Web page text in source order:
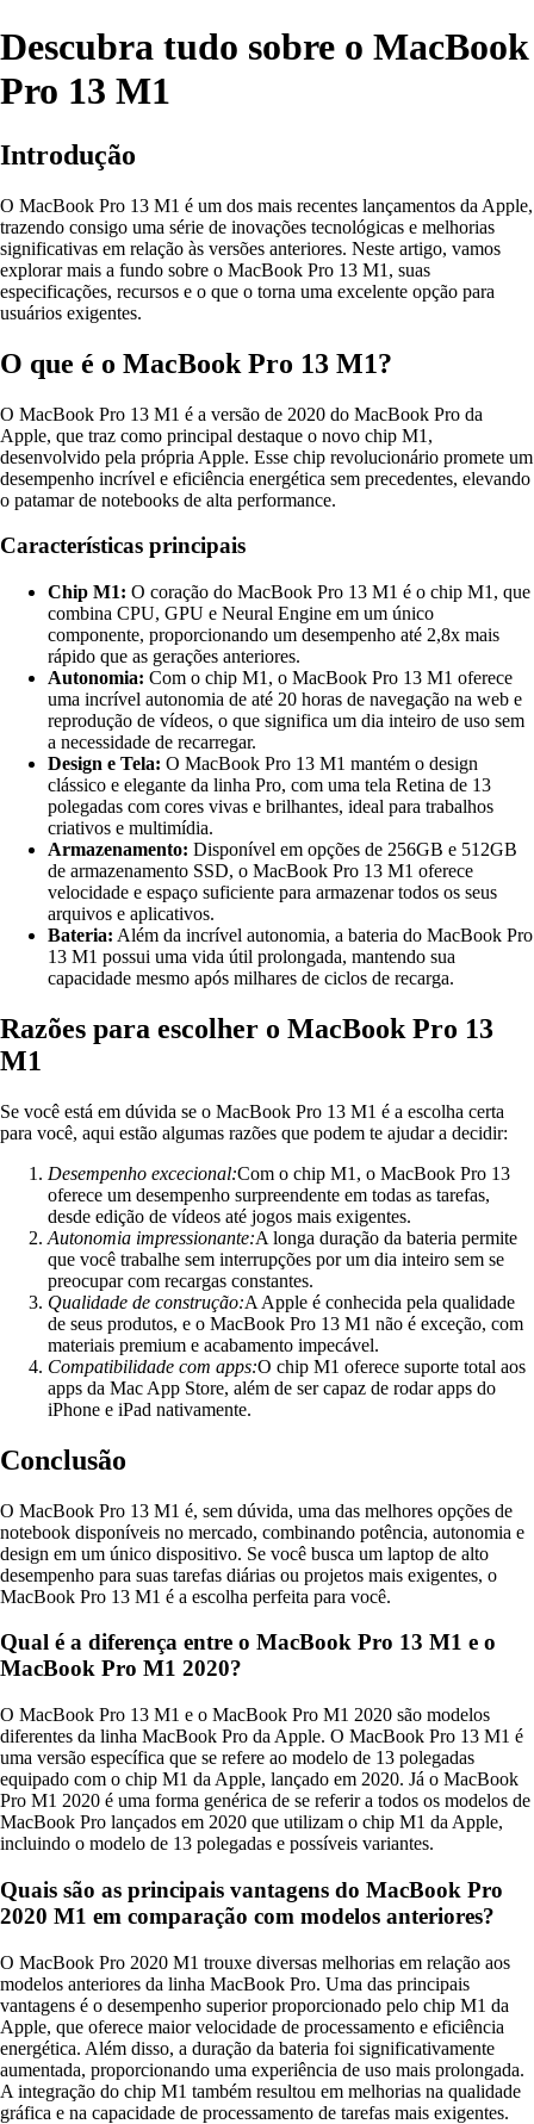
Descubra tudo sobre o MacBook
Pro 13 M1
Introdução
O MacBook Pro 13 M1 é um dos mais recentes lançamentos da Apple,
trazendo consigo uma série de inovações tecnológicas e melhorias
significativas em relação às versões anteriores. Neste artigo, vamos
explorar mais a fundo sobre o MacBook Pro 13 M1, suas
especificações, recursos e o que o torna uma excelente opção para
usuários exigentes.
O que é o MacBook Pro 13 M1?
O MacBook Pro 13 M1 é a versão de 2020 do MacBook Pro da
Apple, que traz como principal destaque o novo chip M1,
desenvolvido pela própria Apple. Esse chip revolucionário promete um
desempenho incrível e eficiência energética sem precedentes, elevando
o patamar de notebooks de alta performance.
Características principais
Chip M1: O coração do MacBook Pro 13 M1 é o chip M1, que
combina CPU, GPU e Neural Engine em um único
componente, proporcionando um desempenho até 2,8x mais
rápido que as gerações anteriores.
Autonomia: Com o chip M1, o MacBook Pro 13 M1 oferece
uma incrível autonomia de até 20 horas de navegação na web e
reprodução de vídeos, o que significa um dia inteiro de uso sem
a necessidade de recarregar.
Design e Tela: O MacBook Pro 13 M1 mantém o design
clássico e elegante da linha Pro, com uma tela Retina de 13
polegadas com cores vivas e brilhantes, ideal para trabalhos
criativos e multimídia.
Armazenamento: Disponível em opções de 256GB e 512GB
de armazenamento SSD, o MacBook Pro 13 M1 oferece
velocidade e espaço suficiente para armazenar todos os seus
arquivos e aplicativos.
Bateria: Além da incrível autonomia, a bateria do MacBook Pro
13 M1 possui uma vida útil prolongada, mantendo sua
capacidade mesmo após milhares de ciclos de recarga.
Razões para escolher o MacBook Pro 13
M1
Se você está em dúvida se o MacBook Pro 13 M1 é a escolha certa
para você, aqui estão algumas razões que podem te ajudar a decidir:
Desempenho excecional:Com o chip M1, o MacBook Pro 13
oferece um desempenho surpreendente em todas as tarefas,
desde edição de vídeos até jogos mais exigentes.
Autonomia impressionante:A longa duração da bateria permite
que você trabalhe sem interrupções por um dia inteiro sem se
preocupar com recargas constantes.
Qualidade de construção:A Apple é conhecida pela qualidade
de seus produtos, e o MacBook Pro 13 M1 não é exceção, com
materiais premium e acabamento impecável.
Compatibilidade com apps:O chip M1 oferece suporte total aos
apps da Mac App Store, além de ser capaz de rodar apps do
iPhone e iPad nativamente.
Conclusão
O MacBook Pro 13 M1 é, sem dúvida, uma das melhores opções de
notebook disponíveis no mercado, combinando potência, autonomia e
design em um único dispositivo. Se você busca um laptop de alto
desempenho para suas tarefas diárias ou projetos mais exigentes, o
MacBook Pro 13 M1 é a escolha perfeita para você.
Qual é a diferença entre o MacBook Pro 13 M1 e o
MacBook Pro M1 2020?
O MacBook Pro 13 M1 e o MacBook Pro M1 2020 são modelos
diferentes da linha MacBook Pro da Apple. O MacBook Pro 13 M1 é
uma versão específica que se refere ao modelo de 13 polegadas
equipado com o chip M1 da Apple, lançado em 2020. Já o MacBook
Pro M1 2020 é uma forma genérica de se referir a todos os modelos de
MacBook Pro lançados em 2020 que utilizam o chip M1 da Apple,
incluindo o modelo de 13 polegadas e possíveis variantes.
Quais são as principais vantagens do MacBook Pro
2020 M1 em comparação com modelos anteriores?
O MacBook Pro 2020 M1 trouxe diversas melhorias em relação aos
modelos anteriores da linha MacBook Pro. Uma das principais
vantagens é o desempenho superior proporcionado pelo chip M1 da
Apple, que oferece maior velocidade de processamento e eficiência
energética. Além disso, a duração da bateria foi significativamente
aumentada, proporcionando uma experiência de uso mais prolongada.
A integração do chip M1 também resultou em melhorias na qualidade
gráfica e na capacidade de processamento de tarefas mais exigentes.